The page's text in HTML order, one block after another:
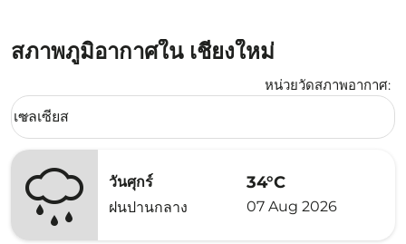
สภาพภูมิอากาศใน เชียงใหม่
หน่วยวัดสภาพอากาศ:
Weather unit option เซลเซียส Selected
เซลเซียส
keyboard_arrow_down
วันศุกร์
ฝนปานกลาง
34°C
07 Aug 2026